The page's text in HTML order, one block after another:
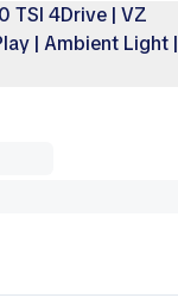
TSI 4Drive | VZ
| Ambient Light |